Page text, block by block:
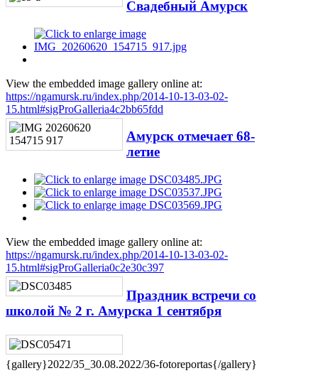
Свадебный Амурск
View the embedded image gallery online at:
https://ngamursk.ru/index.php/2014-10-13-03-02-
15.html#sigProGalleria4c2bb65fdd
Амурск отмечает 68-
летие
View the embedded image gallery online at:
https://ngamursk.ru/index.php/2014-10-13-03-02-
15.html#sigProGalleria0c2e30c397
Праздник встречи со
школой № 2 г. Амурска 1 сентября
{gallery}2022/35_30.08.2022/36-fotoreportas{/gallery}